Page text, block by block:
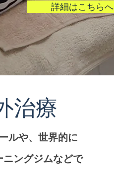
詳細はこちらへ
治療
ルや、世界的に
ングジムなどで